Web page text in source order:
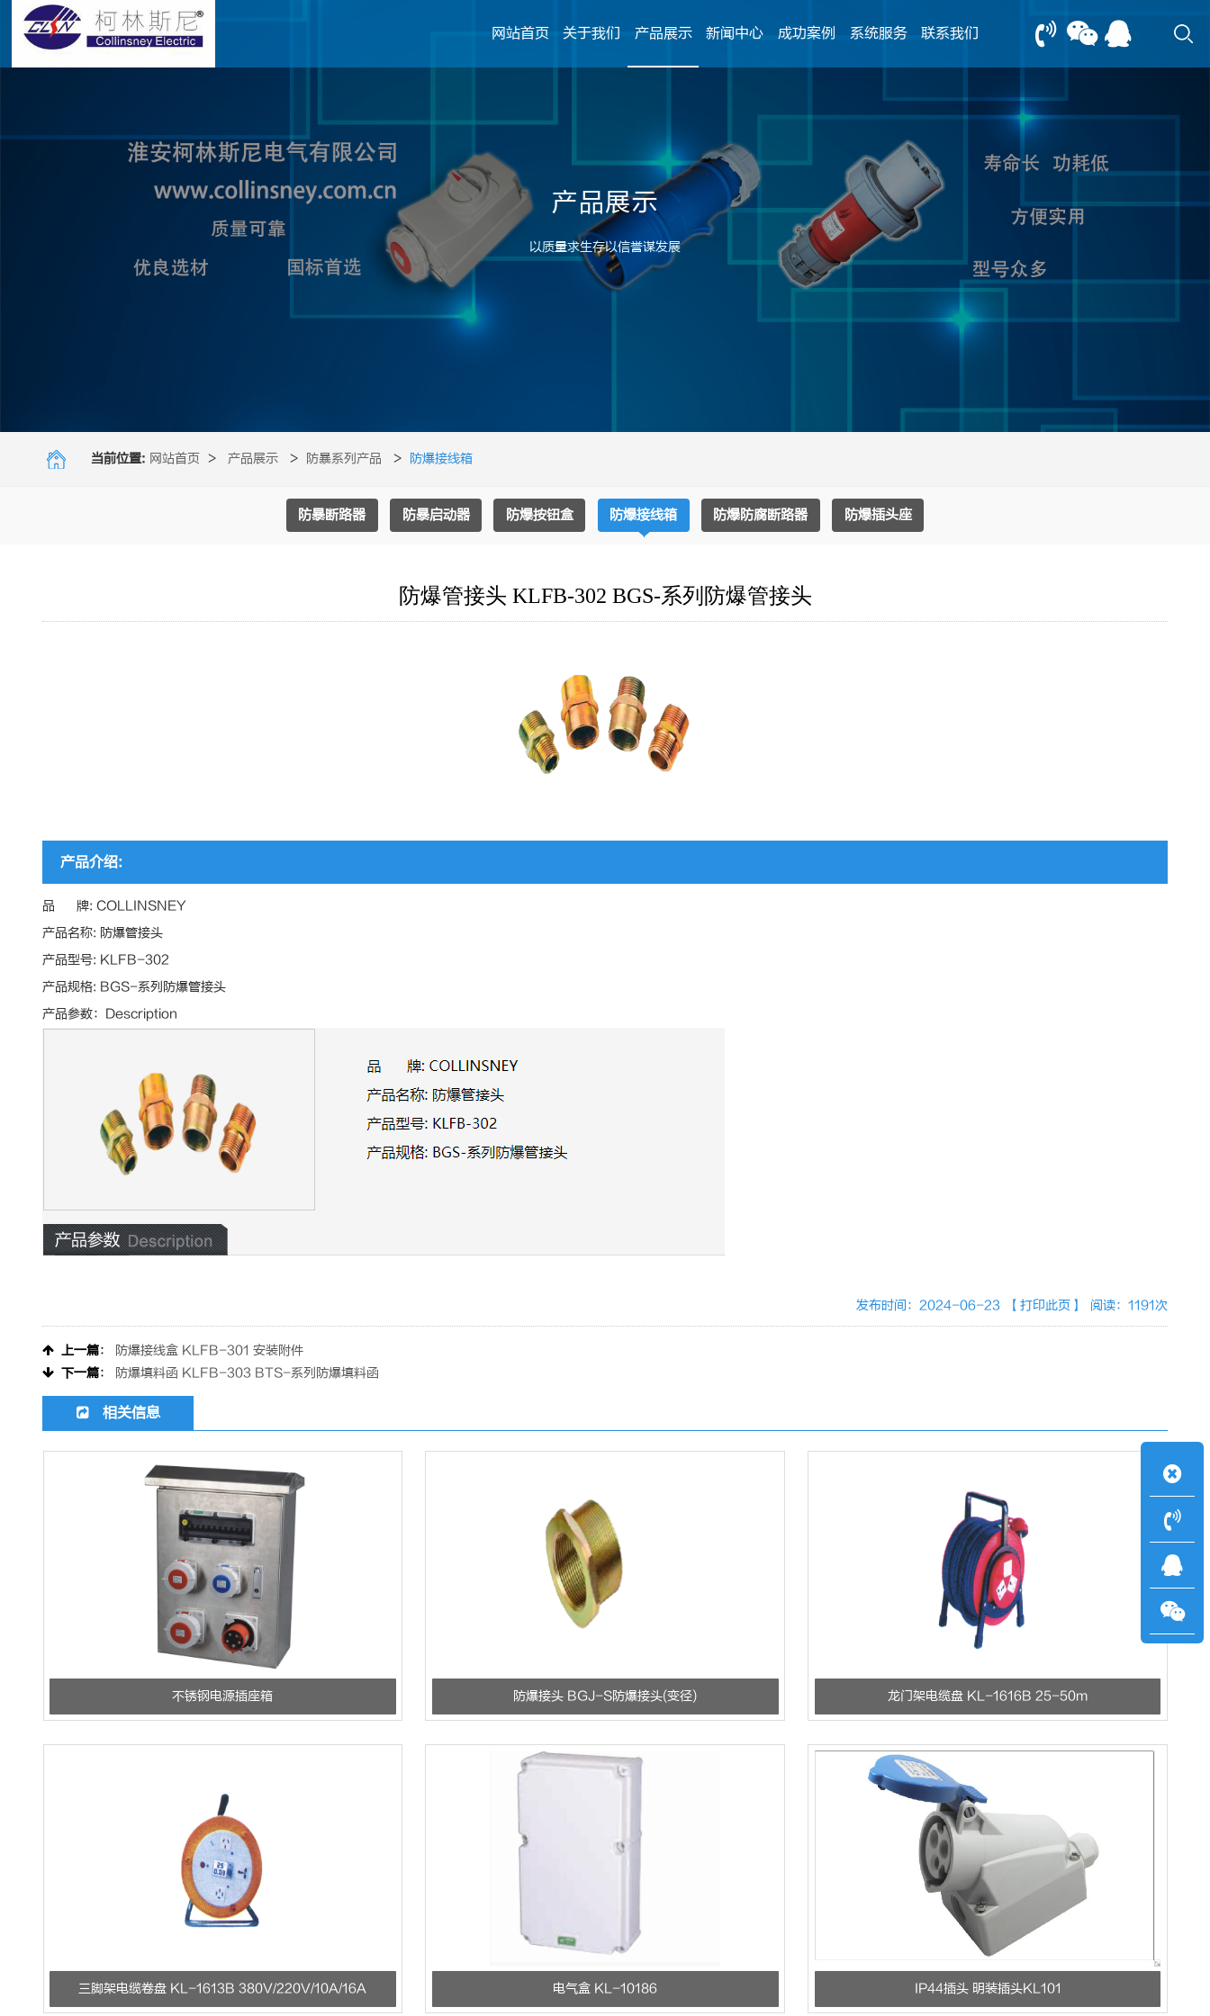
产品展示
以质量求生存以信誉谋发展
13805239166
网站首页 关于我们 产品展示 新闻中心 成功案例 系统服务 联系我们
当前位置: 网站首页 > 产品展示 > 防暴系列产品 > 防爆接线箱
防暴断路器 防暴启动器 防爆按钮盒 防爆接线箱 防爆防腐断路器 防爆插头座
防爆管接头 KLFB-302 BGS-系列防爆管接头
产品介绍:
品 牌: COLLINSNEY
产品名称: 防爆管接头
产品型号: KLFB-302
产品规格: BGS-系列防爆管接头
产品参数：Description
发布时间：2024-06-23 【打印此页】 阅读：1191次
上一篇：
防爆接线盒 KLFB-301 安装附件
下一篇： 防爆填料函 KLFB-303 BTS-系列防爆填料函
相关信息
不锈钢电源插座箱 防爆接头 BGJ-S防爆接头(变径) 龙门架电缆盘 KL-1616B 25-50m
三脚架电缆卷盘 KL-1613B 380V/220V/10A/16A 电气盒 KL-10186 IP44插头 明装插头KL101